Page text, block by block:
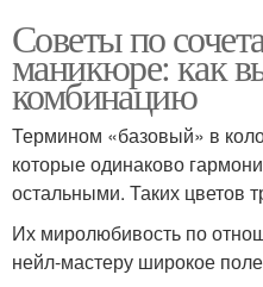
Советы по
маникюре: как
комбинацию
Термином «базовый» в
которые одинаково
остальными. Таких цветов
Их миролюбивость по
нейл-мастеру широкое